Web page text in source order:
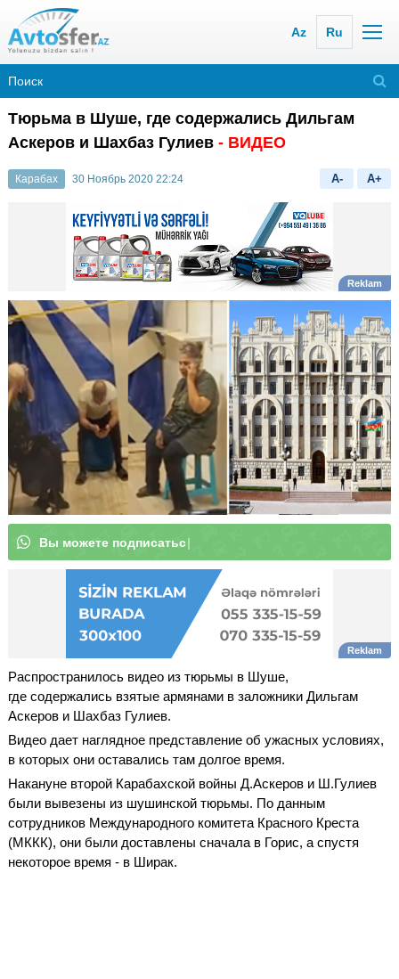
Az Ru
Тюрьма в Шуше, где содержались Дильгам
Аскеров и Шахбаз Гулиев - ВИДЕО
Карабах 30 Ноябрь 2020 22:24 A- A+
В|
Распространилось видео из тюрьмы в Шуше,
где содержались взятые армянами в заложники Дильгам
Аскеров и Шахбаз Гулиев.
Видео дает наглядное представление об ужасных условиях,
в которых они оставались там долгое время.
Накануне второй Карабахской войны Д.Аскеров и Ш.Гулиев
были вывезены из шушинской тюрьмы. По данным
сотрудников Международного комитета Красного Креста
(МККК), они были доставлены сначала в Горис, а спустя
некоторое время - в Ширак.